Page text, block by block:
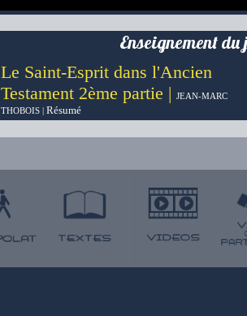
Enseignement du
Le Saint-Esprit dans l'Ancien
Testament 2ème partie | JEAN-MARC
THOBOIS | Résumé